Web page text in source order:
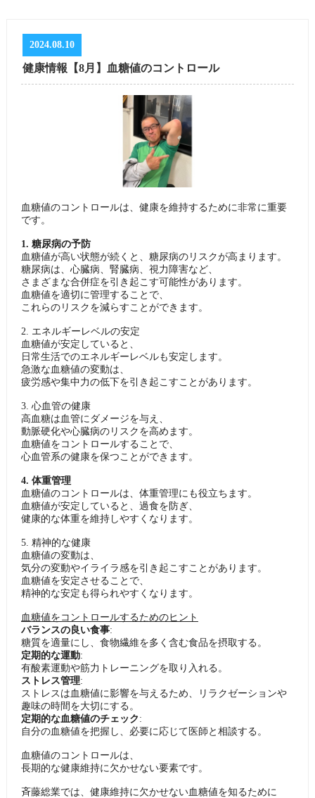
2024.08.10
健康情報【8月】血糖値のコントロール
血糖値のコントロールは、健康を維持するために非常に重要
です。
1. 糖尿病の予防
血糖値が高い状態が続くと、糖尿病のリスクが高まります。
糖尿病は、心臓病、腎臓病、視力障害など、
さまざまな合併症を引き起こす可能性があります。
血糖値を適切に管理することで、
これらのリスクを減らすことができます。
2. エネルギーレベルの安定
血糖値が安定していると、
日常生活でのエネルギーレベルも安定します。
急激な血糖値の変動は、
疲労感や集中力の低下を引き起こすことがあります。
3. 心血管の健康
高血糖は血管にダメージを与え、
動脈硬化や心臓病のリスクを高めます。
血糖値をコントロールすることで、
心血管系の健康を保つことができます。
4. 体重管理
血糖値のコントロールは、体重管理にも役立ちます。
血糖値が安定していると、過食を防ぎ、
健康的な体重を維持しやすくなります。
5. 精神的な健康
血糖値の変動は、
気分の変動やイライラ感を引き起こすことがあります。
血糖値を安定させることで、
精神的な安定も得られやすくなります。
血糖値をコントロールするためのヒント
バランスの良い食事:
糖質を適量にし、食物繊維を多く含む食品を摂取する。
定期的な運動:
有酸素運動や筋力トレーニングを取り入れる。
ストレス管理:
ストレスは血糖値に影響を与えるため、リラクゼーションや
趣味の時間を大切にする。
定期的な血糖値のチェック :
自分の血糖値を把握し、必要に応じて医師と相談する。
血糖値のコントロールは、
長期的な健康維持に欠かせない要素です。
斉藤総業では、健康維持に欠かせない血糖値を知るために